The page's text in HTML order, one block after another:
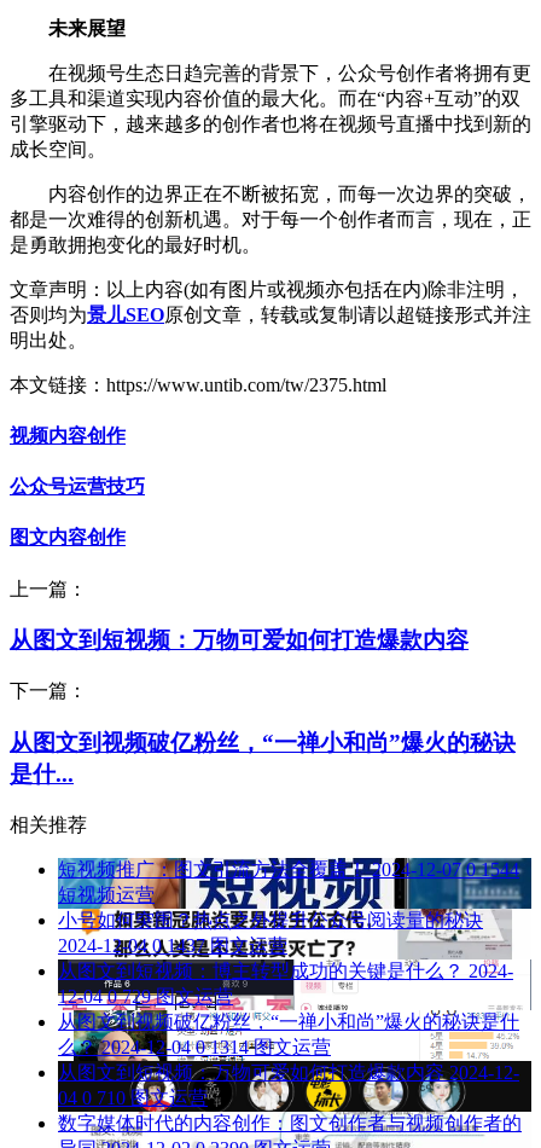
未来展望
在视频号生态日趋完善的背景下，公众号创作者将拥有更
多工具和渠道实现内容价值的最大化。而在“内容+互动”的双
引擎驱动下，越来越多的创作者也将在视频号直播中找到新的
成长空间。
内容创作的边界正在不断被拓宽，而每一次边界的突破，
都是一次难得的创新机遇。对于每一个创作者而言，现在，正
是勇敢拥抱变化的最好时机。
文章声明：以上内容(如有图片或视频亦包括在内)除非注明，
否则均为景儿SEO原创文章，转载或复制请以超链接形式并注
明出处。
本文链接：https://www.untib.com/tw/2375.html
视频内容创作
公众号运营技巧
图文内容创作
上一篇：
从图文到短视频：万物可爱如何打造爆款内容
下一篇：
从图文到视频破亿粉丝，“一禅小和尚”爆火的秘诀
是什...
相关推荐
短视频推广：图文引流方法全覆盖！ 2024-12-07 0 1544
短视频运营
小号如何突围？热点之外提升公众号阅读量的秘诀
2024-12-04 0 1437 图文运营
从图文到短视频：博主转型成功的关键是什么？ 2024-
12-04 0 729 图文运营
从图文到视频破亿粉丝，“一禅小和尚”爆火的秘诀是什
么？ 2024-12-04 0 1314 图文运营
从图文到短视频：万物可爱如何打造爆款内容 2024-12-
04 0 710 图文运营
数字媒体时代的内容创作：图文创作者与视频创作者的